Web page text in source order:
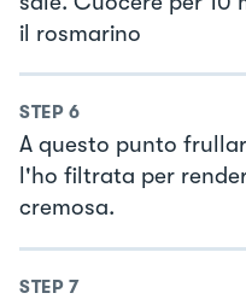
il rosmarino
STEP 6
A questo punto
l'ho filtrata per
cremosa.
STEP 7